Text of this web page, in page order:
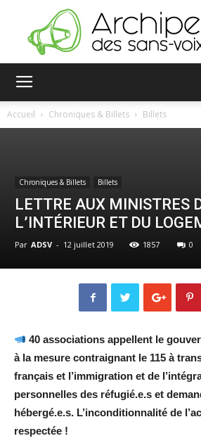
sans-
Accueil Chroniques & Billets Billets
Chroniques & Billets Billets
LETTRE AUX MINISTRES
L’INTÉRIEUR ET DU
Par ADSV - 12 juillet 2019 1857 0
40 associations appellent le
à la mesure contraignant le 115 à
français et l’immigration et de
personnelles des réfugié.e.s et
hébergé.e.s. L’inconditionnalité de
respectée !